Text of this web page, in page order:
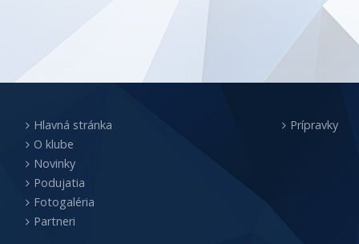
Hlavná stránka
O klube
Novinky
Podujatia
Fotogaléria
Partneri
Prípravky